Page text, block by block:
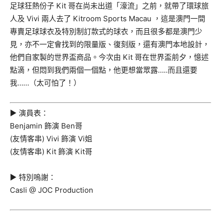
足球狂熱份子 Kit 哥在尚未出道「濠流」之前，就帶了環球旅
人及 Vivi 兩人去了 Kitroom Sports Macau ，這是澳門一間
專賣足球球衣及特別制訂款式的球衣，而且很多都是澳門少
見，亦不一定會找到的限量版、復刻版，還有澳門本地設計，
他們自家製的世界盃商品。今次由 Kit 哥在世界盃前夕，憶述
點滴，但悶到我們兩個一個點，他更想當眾露…..而且還要
我……（太可怕了！）
► 演員表：
Benjamin 飾演 Ben哥
(友情客串) Vivi 飾演 Vi姐
(友情客串) Kit 飾演 Kit哥
► 特別嗚謝：
Casli @ JOC Production